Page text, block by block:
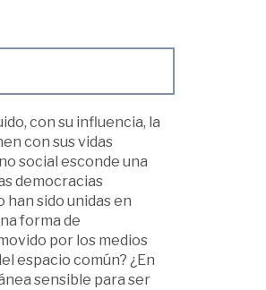
con su influencia, la
con sus vidas
social esconde una
democracias
sido unidas en
forma de
por los medios
espacio común? ¿En
sensible para ser